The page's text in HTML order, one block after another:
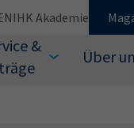
&
Über
IHK Akademie